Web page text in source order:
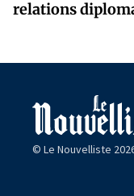
relations
© Le Nouvelliste